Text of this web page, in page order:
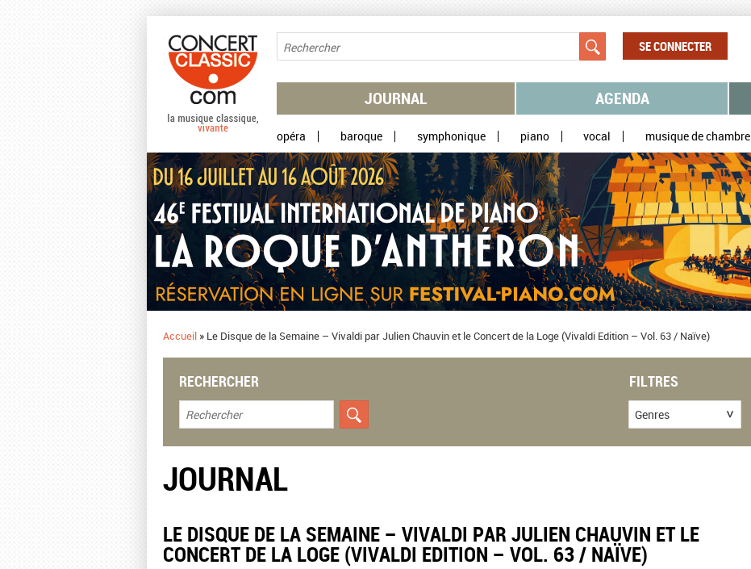
SE CONNECTER
JOURNAL AGENDA
opéra baroque symphonique piano vocal musique de chambre
Accueil » Le Disque de la Semaine – Vivaldi par Julien Chauvin et le Concert de la Loge (Vivaldi Edition – Vol. 63 / Naïve)
RECHERCHER FILTRES
Genres
JOURNAL
LE DISQUE DE LA SEMAINE – VIVALDI PAR JULIEN CHAUVIN ET LE
CONCERT DE LA LOGE (VIVALDI EDITION – VOL. 63 / NAÏVE)